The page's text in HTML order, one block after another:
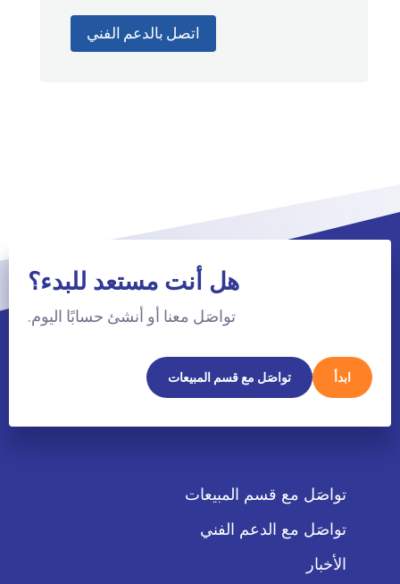
اتصل بالدعم الفني
هل أنت مستعد للبدء؟
تواصَل معنا أو أنشئ حسابًا اليوم.
ابدأ تواصَل مع قسم المبيعات
تواصَل مع قسم المبيعات
تواصَل مع الدعم الفني
الأخبار